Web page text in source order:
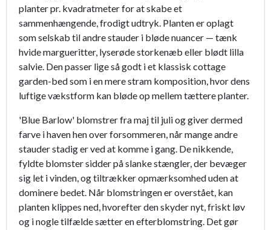
planter pr. kvadratmeter for at skabe et
sammenhængende, frodigt udtryk. Planten er oplagt
som selskab til andre stauder i bløde nuancer — tænk
hvide margueritter, lyserøde storkenæb eller blødt lilla
salvie. Den passer lige så godt i et klassisk cottage
garden-bed som i en mere stram komposition, hvor dens
luftige vækstform kan bløde op mellem tættere planter.
'Blue Barlow' blomstrer fra maj til juli og giver dermed
farve i haven hen over forsommeren, når mange andre
stauder stadig er ved at komme i gang. De nikkende,
fyldte blomster sidder på slanke stængler, der bevæger
sig let i vinden, og tiltrækker opmærksomhed uden at
dominere bedet. Når blomstringen er overstået, kan
planten klippes ned, hvorefter den skyder nyt, friskt løv
og i nogle tilfælde sætter en efterblomstring. Det gør